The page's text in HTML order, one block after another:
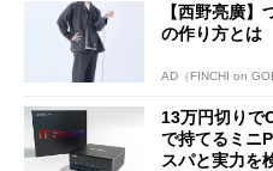
【西野亮廣
の作り方とは
AD（FINCHI on
13万円切り
で持てるミニ
スパと実力を